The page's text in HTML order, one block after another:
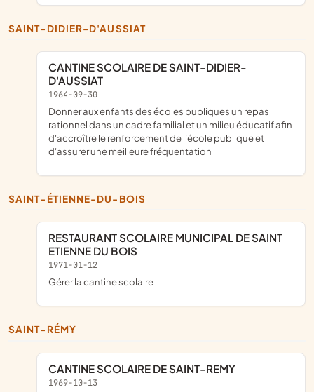
SAINT-DIDIER-D'AUSSIAT
CANTINE SCOLAIRE DE SAINT-DIDIER-
D'AUSSIAT
1964-09-30
donner aux enfants des écoles publiques un repas
rationnel dans un cadre familial et un milieu éducatif afin
d'accroître le renforcement de l'école publique et
d'assurer une meilleure fréquentation
SAINT-ÉTIENNE-DU-BOIS
RESTAURANT SCOLAIRE MUNICIPAL DE SAINT
ETIENNE DU BOIS
1971-01-12
gérer la cantine scolaire
SAINT-RÉMY
CANTINE SCOLAIRE DE SAINT-REMY
1969-10-13